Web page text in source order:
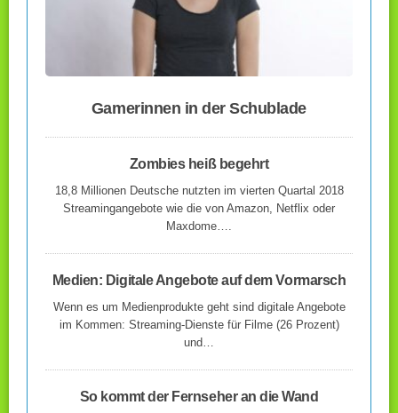
Gamerinnen in der Schublade
Zombies heiß begehrt
18,8 Millionen Deutsche nutzten im vierten Quartal 2018
Streamingangebote wie die von Amazon, Netflix oder
Maxdome….
Medien: Digitale Angebote auf dem Vormarsch
Wenn es um Medienprodukte geht sind digitale Angebote
im Kommen: Streaming-Dienste für Filme (26 Prozent)
und…
So kommt der Fernseher an die Wand